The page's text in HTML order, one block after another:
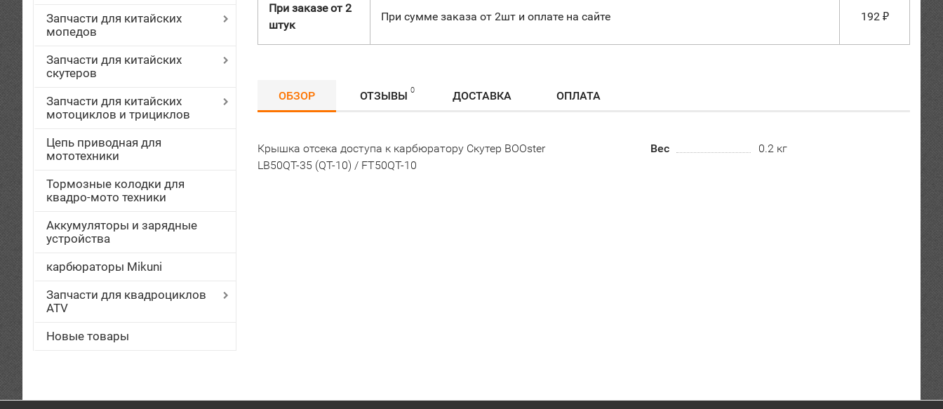
Запчасти для китайских
мопедов
Запчасти для китайских
скутеров
Запчасти для китайских
мотоциклов и трициклов
Цепь приводная для
мототехники
Тормозные колодки для
квадро-мото техники
Аккумуляторы и зарядные
устройства
карбюраторы Mikuni
Запчасти для квадроциклов
ATV
Новые товары
При заказе от 2
штук
При сумме заказа от 2шт и оплате на сайте 192 ₽
ОБЗОР ОТЗЫВЫ 0 ДОСТАВКА ОПЛАТА
Крышка отсека доступа к карбюратору Скутер BOOster
LB50QT-35 (QT-10) / FT50QT-10
Вес 0.2 кг